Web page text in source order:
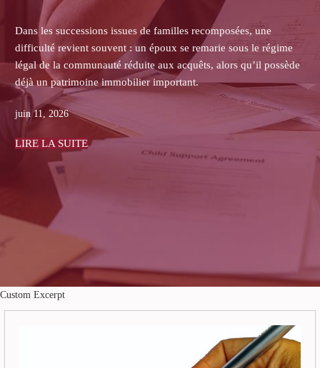
Dans les successions, les héritiers non bénéficiaires d’une
assurance-vie se heurtent souvent au refus de l’assureur de
transmettre le contrat, la clause bénéficiaire, l’historique des
primes ou les pièces de gestion.
juin 08, 2026
LIRE LA SUITE
Custom Excerpt